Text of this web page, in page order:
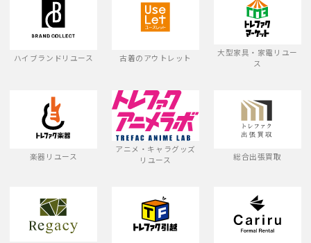
ハイブランドリユース 古着のアウトレット
大型家具・家電リユー
ス
楽器リユース
アニメ・キャラグッズ
リユース
総合出張買取